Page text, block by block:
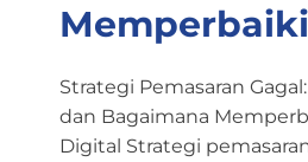
Strategi Pemasaran
dan Bagaimana
Digital Strategi